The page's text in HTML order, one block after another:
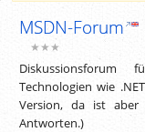
MSDN-Forum
★★★
Diskussionsforum
Technologien wie
Version, da ist
Antworten.)